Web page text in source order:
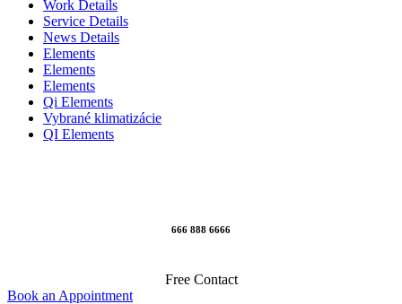
Work Details
Service Details
News Details
Elements
Elements
Elements
Qi Elements
Vybrané klimatizácie
QI Elements
666 888 6666
Free Contact
Book an Appointment